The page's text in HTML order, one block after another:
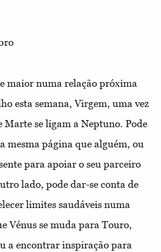
maior numa relação próxima
esta semana, Virgem, uma vez
Marte se ligam a Neptuno. Pode
mesma página que alguém, ou
para apoiar o seu parceiro
lado, pode dar-se conta de
limites saudáveis numa
Vénus se muda para Touro,
a encontrar inspiração para